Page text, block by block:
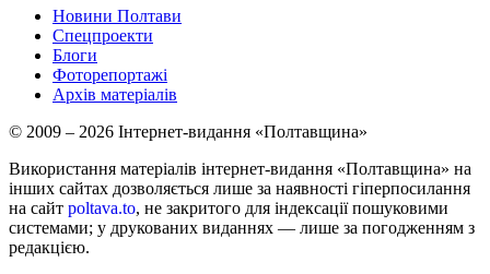
Новини Полтави
Спецпроекти
Блоги
Фоторепортажі
Архів матеріалів
© 2009 – 2026 Інтернет-видання «Полтавщина»
Використання матеріалів інтернет-видання «Полтавщина» на
інших сайтах дозволяється лише за наявності гіперпосилання
на сайт poltava.to, не закритого для індексації пошуковими
системами; у друкованих виданнях — лише за погодженням з
редакцією.